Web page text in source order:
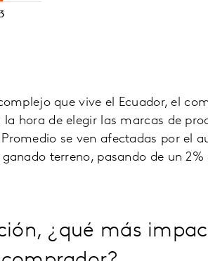
que vive el Ecuador, el
hora de elegir las marcas de
se ven afectadas por el
terreno, pasando de un 2%
¿qué más